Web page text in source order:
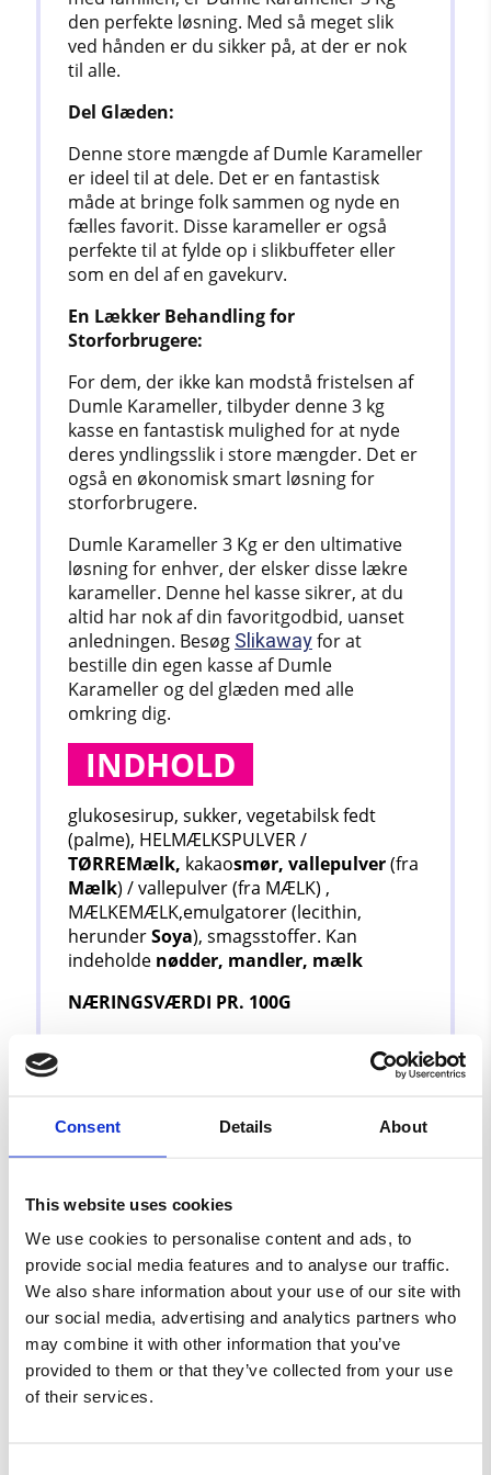
Consent Details About
This website uses cookies
We use cookies to personalise content and ads, to
provide social media features and to analyse our traffic.
We also share information about your use of our site with
our social media, advertising and analytics partners who
may combine it with other information that you’ve
provided to them or that they’ve collected from your use
of their services.
den perfekte løsning. Med så meget slik
ved hånden er du sikker på, at der er nok
til alle.
Del Glæden:
Denne store mængde af Dumle Karameller
er ideel til at dele. Det er en fantastisk
måde at bringe folk sammen og nyde en
fælles favorit. Disse karameller er også
perfekte til at fylde op i slikbuffeter eller
som en del af en gavekurv.
En Lækker Behandling for
Storforbrugere:
For dem, der ikke kan modstå fristelsen af
Dumle Karameller, tilbyder denne 3 kg
kasse en fantastisk mulighed for at nyde
deres yndlingsslik i store mængder. Det er
også en økonomisk smart løsning for
storforbrugere.
Dumle Karameller 3 Kg er den ultimative
løsning for enhver, der elsker disse lækre
karameller. Denne hel kasse sikrer, at du
altid har nok af din favoritgodbid, uanset
anledningen. Besøg Slikawayfor at
bestille din egen kasse af Dumle
Karameller og del glæden med alle
omkring dig.
INDHOLD
glukosesirup, sukker, vegetabilsk fedt
(palme), HELMÆLKSPULVER /
TØRREMælk, kakaosmør, vallepulver(fra
Mælk) / vallepulver (fra MÆLK) ,
MÆLKEMÆLK,emulgatorer (lecithin,
herunderSoya), smagsstoffer. Kan
indeholde nødder, mandler, mælk
NÆRINGSVÆRDI PR. 100G
Kulhydrat
66g
– Heraf sukkerarter
Salt
Se alt bland selv slik